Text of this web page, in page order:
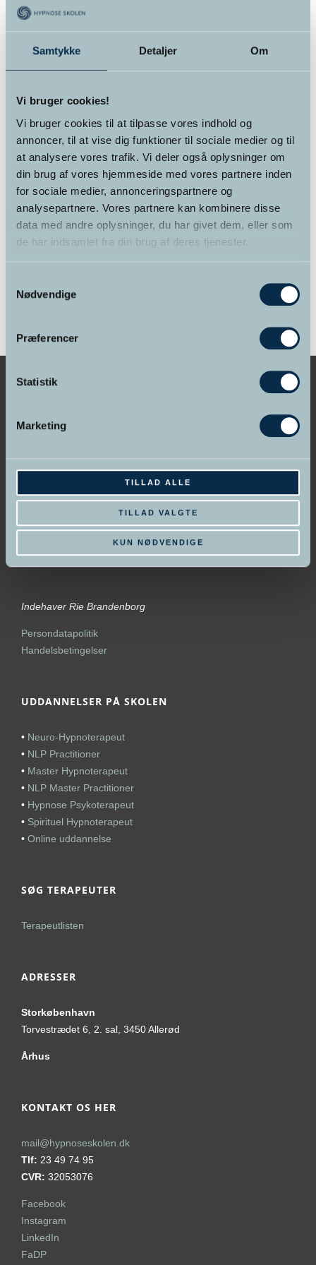
Samtykke Detaljer Om
Vi bruger cookies!
Vi bruger cookies til at tilpasse vores indhold og
annoncer, til at vise dig funktioner til sociale medier og til
at analysere vores trafik. Vi deler også oplysninger om
din brug af vores hjemmeside med vores partnere inden
for sociale medier, annonceringspartnere og
analysepartnere. Vores partnere kan kombinere disse
data med andre oplysninger, du har givet dem, eller som
de har indsamlet fra din brug af deres tjenester.
Nødvendige
Præferencer
Statistik
Marketing
TILLAD ALLE
TILLAD VALGTE
KUN NØDVENDIGE
Varekategorier
Foredrag
Online kursus (4)
Supervision (1)
Terapi (1)
Uddannelser (3)
Kurv
GRUNDLAGT I 1998
Psykoterapeut Akademiet
Indehaver Rie Brandenborg
Persondatapolitik
Handelsbetingelser
UDDANNELSER PÅ SKOLEN
• Neuro-Hypnoterapeut
• NLP Practitioner
• Master Hypnoterapeut
• NLP Master Practitioner
• Hypnose Psykoterapeut
• Spirituel Hypnoterapeut
• Online uddannelse
SØG TERAPEUTER
Terapeutlisten
ADRESSER
Storkøbenhavn
Torvestrædet 6, 2. sal, 3450 Allerød
Århus
KONTAKT OS HER
mail@hypnoseskolen.dk
Tlf: 23 49 74 95
CVR: 32053076
Facebook
Instagram
LinkedIn
FaDP